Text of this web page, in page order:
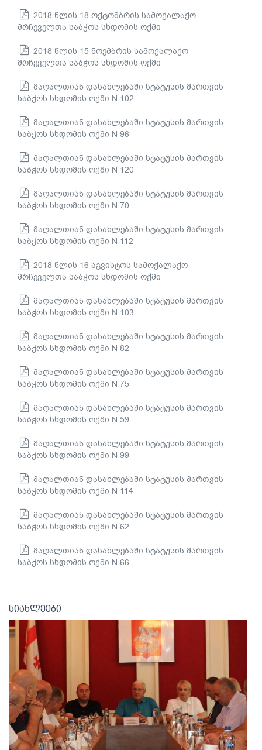
2018 წლის 18 ოქტომბრის სამოქალაქო
მრჩეველთა საბჭოს სხდომის ოქმი
2018 წლის 15 ნოემბრის სამოქალაქო
მრჩეველთა საბჭოს სხდომის ოქმი
მაღალთიან დასახლებაში სტატუსის მართვის
საბჭოს სხდომის ოქმი N 102
მაღალთიან დასახლებაში სტატუსის მართვის
საბჭოს სხდომის ოქმი N 96
მაღალთიან დასახლებაში სტატუსის მართვის
საბჭოს სხდომის ოქმი N 120
მაღალთიან დასახლებაში სტატუსის მართვის
საბჭოს სხდომის ოქმი N 70
მაღალთიან დასახლებაში სტატუსის მართვის
საბჭოს სხდომის ოქმი N 112
2018 წლის 16 აგვისტოს სამოქალაქო
მრჩეველთა საბჭოს სხდომის ოქმი
მაღალთიან დასახლებაში სტატუსის მართვის
საბჭოს სხდომის ოქმი N 103
მაღალთიან დასახლებაში სტატუსის მართვის
საბჭოს სხდომის ოქმი N 82
მაღალთიან დასახლებაში სტატუსის მართვის
საბჭოს სხდომის ოქმი N 75
მაღალთიან დასახლებაში სტატუსის მართვის
საბჭოს სხდომის ოქმი N 59
მაღალთიან დასახლებაში სტატუსის მართვის
საბჭოს სხდომის ოქმი N 99
მაღალთიან დასახლებაში სტატუსის მართვის
საბჭოს სხდომის ოქმი N 114
მაღალთიან დასახლებაში სტატუსის მართვის
საბჭოს სხდომის ოქმი N 62
მაღალთიან დასახლებაში სტატუსის მართვის
საბჭოს სხდომის ოქმი N 66
სიახლეები